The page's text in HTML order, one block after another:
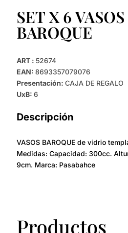
SET X 6
BAROQUE
ART : 52674
EAN: 8693357079076
Presentación: CAJA DE REGALO
UxB: 6
Descripción
VASOS BAROQUE de vidrio
Medidas: Capacidad: 300cc.
9cm. Marca: Pasabahce
Productos